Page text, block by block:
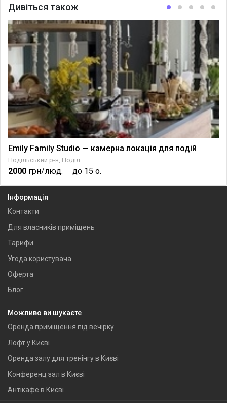
Дивіться також
Emily Family Studio — камерна локація для подій
Подільський р-н, Поділ
2000 грн/люд. до 15 о.
Інформація
Контакти
Для власників приміщень
Тарифи
Угода користувача
Оферта
Блог
Можливо ви шукаєте
Оренда приміщення під вечірку
Лофт у Києві
Оренда залу для тренінгу в Києві
Конференц зал в Києві
Антікафе в Києві